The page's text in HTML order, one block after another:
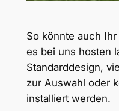
So könnte auch
es bei uns hosten
Standarddesign,
zur Auswahl oder
installiert werden.